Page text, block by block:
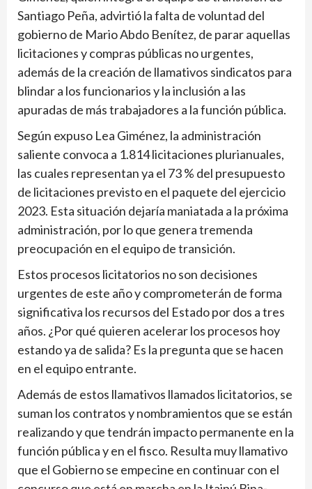
Santiago Peña, advirtió la falta de voluntad del
gobierno de Mario Abdo Benítez, de parar aquellas
licitaciones y compras públicas no urgentes,
además de la creación de llamativos sindicatos para
blindar a los funcionarios y la inclusión a las
apuradas de más trabajadores a la función pública.
Según expuso Lea Giménez, la administración
saliente convoca a 1.814 lici­taciones plurianuales,
las cuales representan ya el 73 % del presupuesto
de licitaciones previsto en el paquete del ejercicio
2023. Esta situación dejaría maniatada a la próxima
administración, por lo que genera tremenda
preocupación en el equipo de transición.
Estos procesos licitatorios no son decisiones
urgentes de este año y comprometerán de forma
significativa los recursos del Estado por dos a tres
años. ¿Por qué quieren acelerar los procesos hoy
estando ya de salida? Es la pregunta que se hacen
en el equipo entrante.
Además de estos llamativos llamados licitatorios, se
suman los contratos y nombramientos que se están
realizando y que tendrán impacto permanente en la
función pública y en el fisco. Resulta muy llamativo
que el Gobierno se empecine en continuar con el